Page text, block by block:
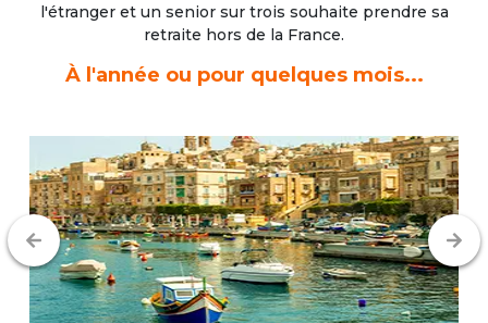
l'étrangeret un senior sur trois souhaite prendre sa
retraite hors de la France.
À l'année ou pour quelques mois...